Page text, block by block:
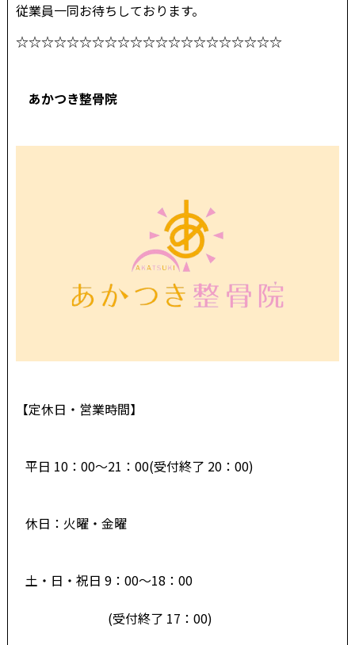
従業員一同お待ちしております。
☆☆☆☆☆☆☆☆☆☆☆☆☆☆☆☆☆☆☆☆☆
あかつき整骨院
【定休日・営業時間】
平日 10：00～21：00(受付終了 20：00)
休日：火曜・金曜
土・日・祝日 9：00～18：00
(受付終了 17：00)